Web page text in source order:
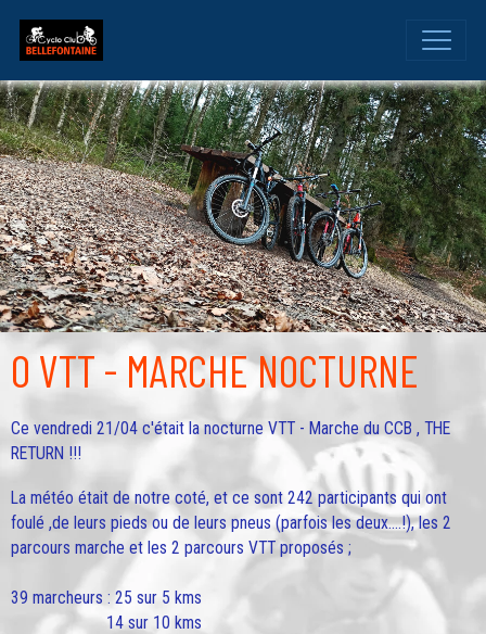
O VTT - MARCHE NOCTURNE
Ce vendredi 21/04 c'était la nocturne VTT - Marche du CCB , THE
RETURN !!!
La météo était de notre coté, et ce sont 242 participants qui ont
foulé ,de leurs pieds ou de leurs pneus (parfois les deux....!), les 2
parcours marche et les 2 parcours VTT proposés ;
39 marcheurs : 25 sur 5 kms
14 sur 10 kms